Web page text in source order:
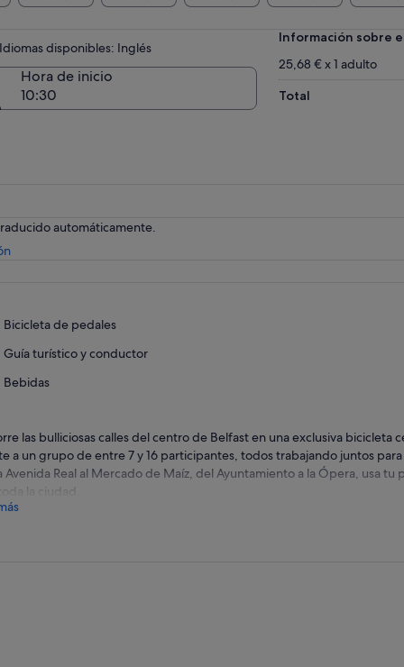
disponibles: Inglés
Hora de inicio
10:30
Información sobre
25,68 € x 1 adulto
Total
automáticamente.
Se
nueva
Bicicleta de pedales
Guía turístico y conductor
Bebidas
las bulliciosas calles del centro de Belfast en una exclusiva bicicleta
a un grupo de entre 7 y 16 participantes, todos trabajando juntos
Avenida Real al Mercado de Maíz, del Ayuntamiento a la Ópera, usa
la ciudad.
del ambiente y brinda por tus compañeros de pedaleo en un